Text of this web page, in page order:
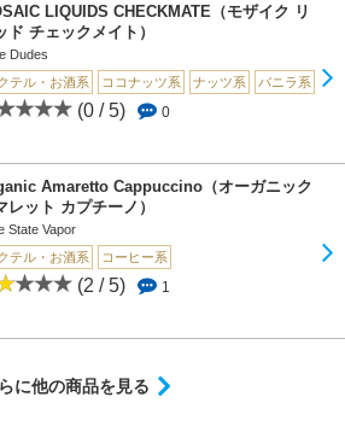
LIQUIDS CHECKMATE（モザイク リ
ド チェックメイト）
Dudes
テル・お酒系
ココナッツ系 ナッツ系 バニラ系
(0 / 5) 0
Amaretto Cappuccino（オーガニック
レット カプチーノ）
State Vapor
テル・お酒系
コーヒー系
(2 / 5) 1
に他の商品を見る